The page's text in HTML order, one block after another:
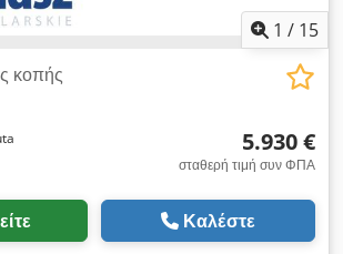
1 / 15
κοπής
5.930 €
σταθερή τιμή συν ΦΠΑ
Καλέστε